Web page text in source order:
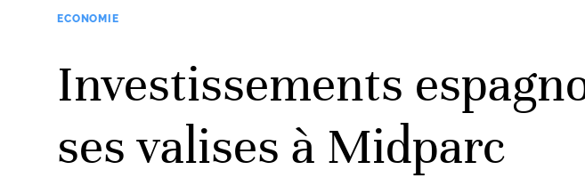
ECONOMIE
Investissements
ses valises à Midparc